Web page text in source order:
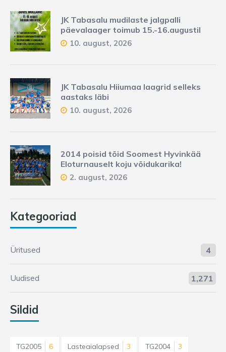
JK Tabasalu mudilaste jalgpalli
päevalaager toimub 15.-16.augustil
10. august, 2026
JK Tabasalu Hiiumaa laagrid selleks
aastaks läbi
10. august, 2026
2014 poisid tõid Soomest Hyvinkää
Eloturnauselt koju võidukarika!
2. august, 2026
Kategooriad
Üritused 4
Uudised 1,271
Sildid
TG2005 6 Lasteaialapsed 3 TG2004 3